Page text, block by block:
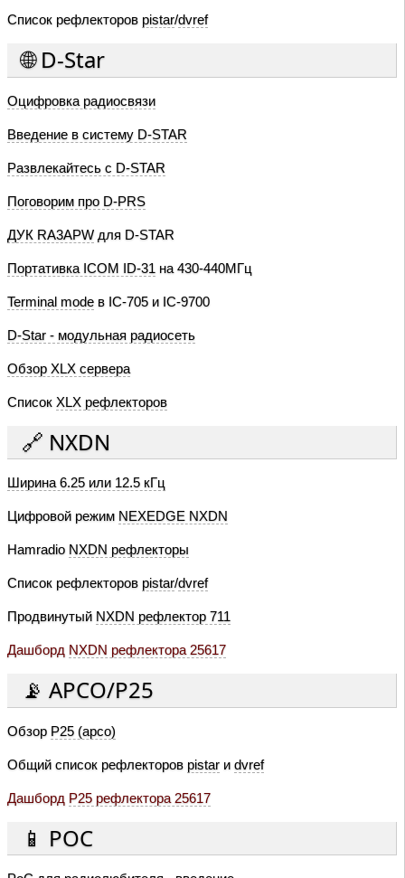
Список рефлекторов pistar/dvref
🌐 D-Star
Оцифровка радиосвязи
Введение в систему D-STAR
Развлекайтесь с D-STAR
Поговорим про D-PRS
ДУК RA3APW для D-STAR
Портативка ICOM ID-31 на 430-440МГц
Terminal mode в IC-705 и IC-9700
D-Star - модульная радиосеть
Обзор XLX сервера
Список XLX рефлекторов
🔗 NXDN
Ширина 6.25 или 12.5 кГц
Цифровой режим NEXEDGE NXDN
Hamradio NXDN рефлекторы
Список рефлекторов pistar/dvref
Продвинутый NXDN рефлектор 711
Дашборд NXDN рефлектора 25617
📡 APCO/P25
Обзор P25 (apco)
Общий список рефлекторов pistar и dvref
Дашборд P25 рефлектора 25617
📱 POC